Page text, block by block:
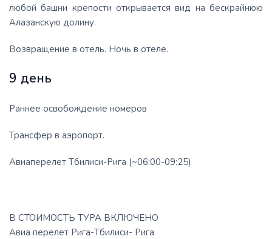
любой башни крепости открывается вид на бескрайнюю
Алазанскую долину.
Возвращение в отель. Ночь в отеле.
9 день
Раннее освобождение номеров
Трансфер в аэропорт.
Авиаперелет Тбилиси-Рига (~06:00-09:25)
В СТОИМОСТЬ ТУРА ВКЛЮЧЕНО
Авиа перелёт Рига-Тбилиси- Рига